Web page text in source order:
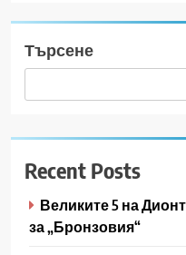
Търсене
Recent Posts
Великите 5 на
за „Бронзовия“